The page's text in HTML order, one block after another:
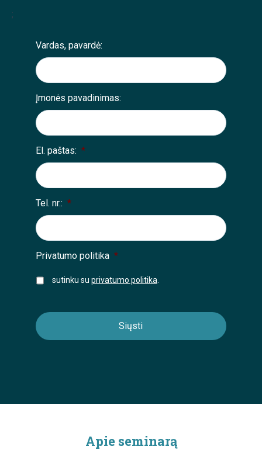
;
Vardas, pavardė:
Įmonės pavadinimas:
El. paštas: *
Tel. nr.: *
Privatumo politika *
sutinku su privatumo politika
Apie seminarą